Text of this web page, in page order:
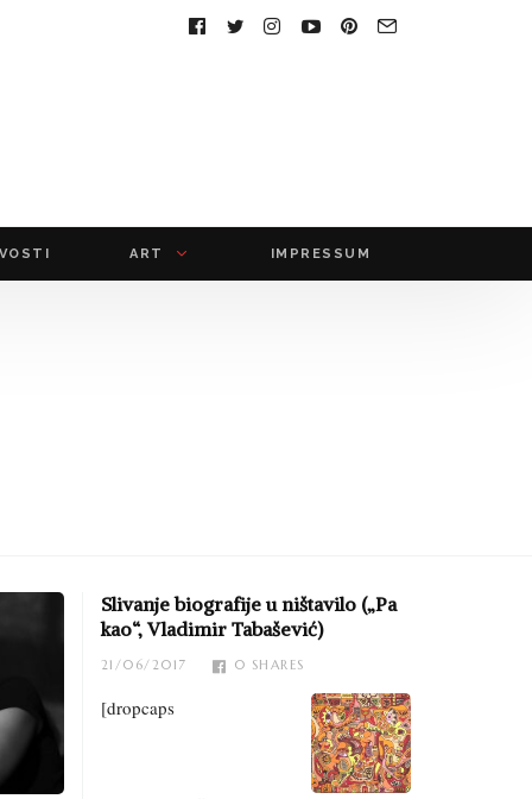
FOLLOW
ART IMPRESSUM
Slivanje biografije u ništavilo („Pa
kao“, Vladimir Tabašević)
21/06/2017 0 SHARES
[dropcaps